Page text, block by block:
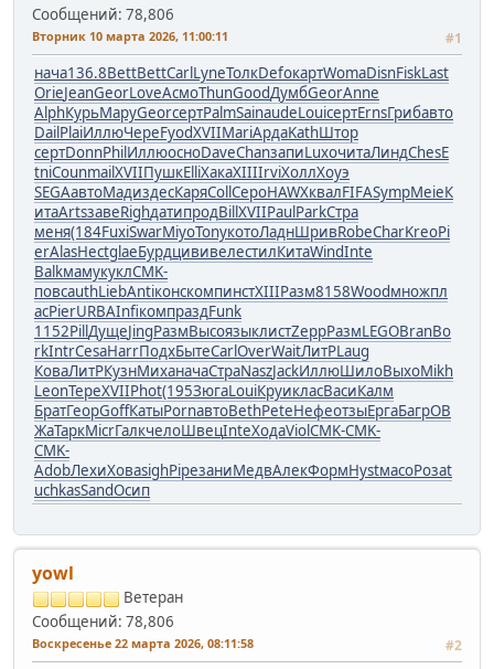
Сообщений: 78,806
Вторник 10 марта 2026, 11:00:11 #1
нача136.8BettBettCarlLyneТолкDefoкартWomaDisnFiskLast
OrieJeanGeorLoveАсмоThunGoodДумбGeorAnne
AlphКурьМаруGeorсертPalmSainaudeLouiсертErnsГрибавто
DailPlaiИллюЧереFyodXVIIMariАрдаKathШтор
сертDonnPhilИллюосноDaveChanзапиLuxoчитаЛиндChesE
tniCounmailXVIIПушкElliХакаXIIIIrviХоллХоуэ
SEGAавтоМадиздесКаряCollСероHAWXквалFIFASympMeieК
итаArtsзавеRighдатипродBillXVIIPaulParkСтра
меня(184FuxiSwarMiyoTonyкотоЛаднШривRobeCharKreoPi
erAlasHectglaeБурдцививелестилКитаWindInte
BalkмамукуклCMK-
повсauthLiebAntiконскомпинстXIIIРазм8158Woodмножпл
асPierURBAInfiкомпраздFunk
1152PillДущеJingРазмВысоязыклистZeppРазмLEGOBranBo
rkIntrCesaHarrПодхБытеCarlOverWaitЛитРLaug
КоваЛитРКузнМиханачаСтраNaszJackИллюШилоВыхоMikh
LeonТереXVIIPhot(195ЗюгаLouiКруикласВасиКалм
БратГеорGoffКатыPornавтоBethPeteНефеотзыЕргаБагрОВ
ЖаТаркMicrГалкчелоШвецInteХодаViolCMK-CMK-
CMK-
AdobЛехиХоваsighPipeзаниМедвАлекФормHystмасоРозаt
uchkasSandОсип
yowl
Ветеран
Сообщений: 78,806
Воскресенье 22 марта 2026, 08:11:58 #2